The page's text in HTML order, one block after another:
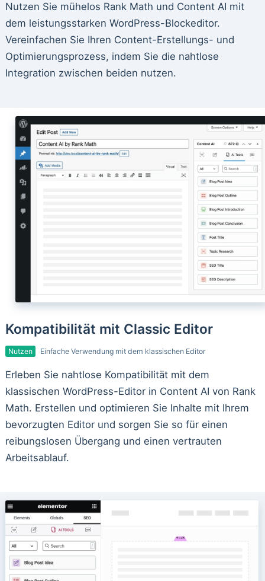
Nutzen Sie mühelos Rank Math und Content AI mit
dem leistungsstarken WordPress-Blockeditor.
Vereinfachen Sie Ihren Content-Erstellungs- und
Optimierungsprozess, indem Sie die nahtlose
Integration zwischen beiden nutzen.
Kompatibilität mit Classic Editor
Nutzen Einfache Verwendung mit dem klassischen Editor
Erleben Sie nahtlose Kompatibilität mit dem
klassischen WordPress-Editor in Content AI von Rank
Math. Erstellen und optimieren Sie Inhalte mit Ihrem
bevorzugten Editor und sorgen Sie so für einen
reibungslosen Übergang und einen vertrauten
Arbeitsablauf.